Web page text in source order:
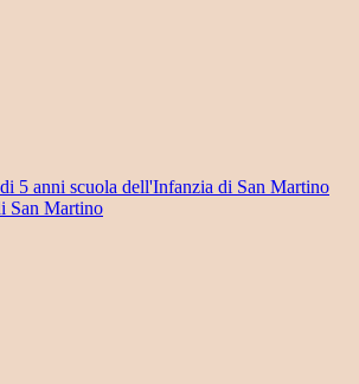
5 anni scuola dell'Infanzia di San Martino
San Martino